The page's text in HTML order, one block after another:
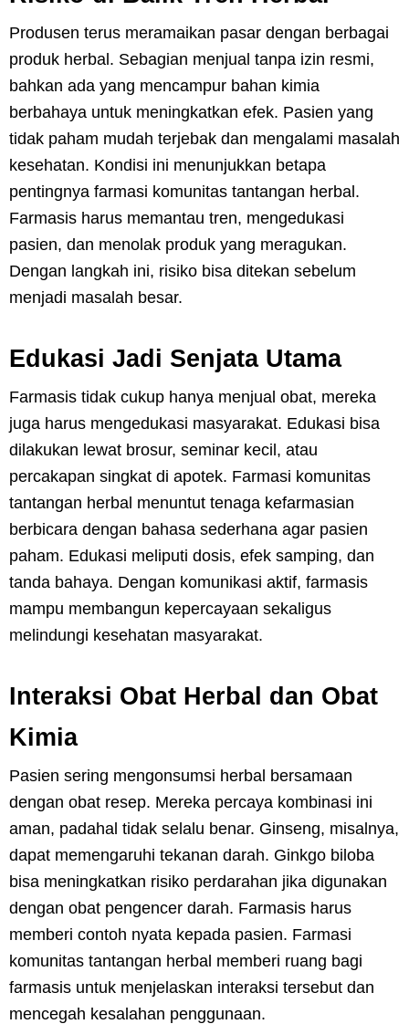
Produsen terus meramaikan pasar dengan berbagai
produk herbal. Sebagian menjual tanpa izin resmi,
bahkan ada yang mencampur bahan kimia
berbahaya untuk meningkatkan efek. Pasien yang
tidak paham mudah terjebak dan mengalami masalah
kesehatan. Kondisi ini menunjukkan betapa
pentingnya farmasi komunitas tantangan herbal.
Farmasis harus memantau tren, mengedukasi
pasien, dan menolak produk yang meragukan.
Dengan langkah ini, risiko bisa ditekan sebelum
menjadi masalah besar.
Edukasi Jadi Senjata Utama
Farmasis tidak cukup hanya menjual obat, mereka
juga harus mengedukasi masyarakat. Edukasi bisa
dilakukan lewat brosur, seminar kecil, atau
percakapan singkat di apotek. Farmasi komunitas
tantangan herbal menuntut tenaga kefarmasian
berbicara dengan bahasa sederhana agar pasien
paham. Edukasi meliputi dosis, efek samping, dan
tanda bahaya. Dengan komunikasi aktif, farmasis
mampu membangun kepercayaan sekaligus
melindungi kesehatan masyarakat.
Interaksi Obat Herbal dan Obat
Kimia
Pasien sering mengonsumsi herbal bersamaan
dengan obat resep. Mereka percaya kombinasi ini
aman, padahal tidak selalu benar. Ginseng, misalnya,
dapat memengaruhi tekanan darah. Ginkgo biloba
bisa meningkatkan risiko perdarahan jika digunakan
dengan obat pengencer darah. Farmasis harus
memberi contoh nyata kepada pasien. Farmasi
komunitas tantangan herbal memberi ruang bagi
farmasis untuk menjelaskan interaksi tersebut dan
mencegah kesalahan penggunaan.